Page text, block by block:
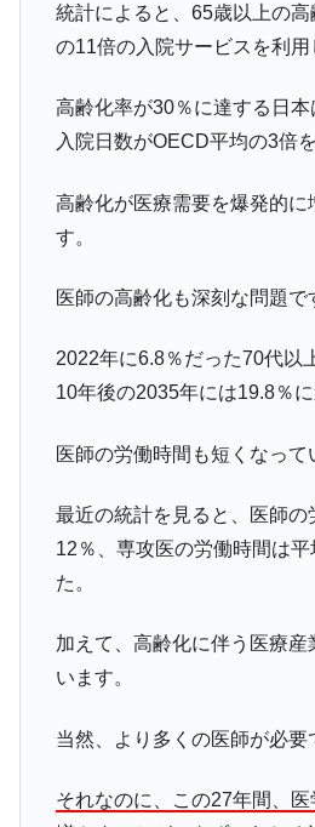
統計によると、65歳以上の
の11倍の入院サービスを利用
高齢化率が30％に達する日
入院日数がOECD平均の3倍
高齢化が医療需要を爆発的に
す。
医師の高齢化も深刻な問題で
2022年に6.8％だった70代以
10年後の2035年には19.8％に
医師の労働時間も短くなって
最近の統計を見ると、医師の
12％、専攻医の労働時間は
た。
加えて、高齢化に伴う医療産
います。
当然、より多くの医師が必要
それなのに、この27年間、